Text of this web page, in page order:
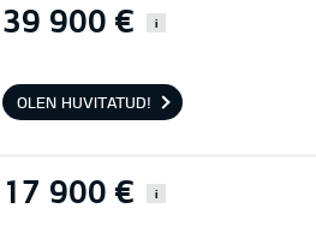
39 900 € i
OLEN HUVITATUD!
17 900 € i